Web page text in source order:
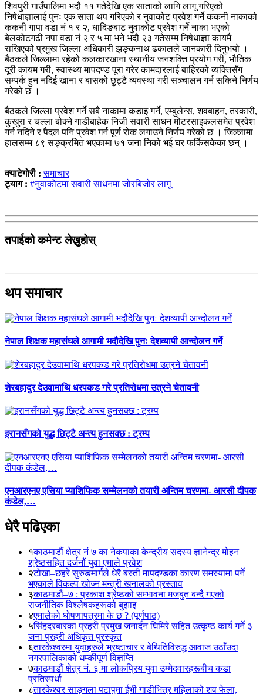
शिवपुरी गाउँपालिमा भदौ ११ गतेदेखि एक साताको लागि लागू गरिएको
निषेधाज्ञालाई पुनः एक साता थप गरिएको र नुवाकोट प्रवेश गर्ने ककनी नाकाको
ककनी गापा वडा नं १ र २, धादिङबाट नुवाकोट प्रवेश गर्ने नाका भएको
बेलकोटगढी नपा वडा नं २ र ५ मा भने भदौ २३ गतेसम्म निषेधाज्ञा कायमै
राखिएको प्रमुख जिल्ला अधिकारी झङ्कनाथ ढकालले जानकारी दिनुभयो ।
बैठकले जिल्लामा रहेको कलकारखाना स्थानीय जनशक्ति प्रयोग गरी, भौतिक
दूरी कायम गरी, स्वास्थ्य मापदण्ड पूरा गरेर कामदारलाई बाहिरको व्यक्तिसँग
सम्पर्क हुन नदिई खाना र बासको छुट्टै व्यवस्था गरी सञ्चालन गर्न सकिने निर्णय
गरेको छ ।
बैठकले जिल्ला प्रवेश गर्ने सबै नाकामा कडाइ गर्ने, एम्बुलेन्स, शवबाहन, तरकारी,
कुखुरा र चल्ला बोक्ने गाडीबाहेक निजी सवारी साधन मोटरसाइकलसमेत प्रवेश
गर्न नदिने र पैदल पनि प्रवेश गर्न पूर्ण रोक लगाउने निर्णय गरेको छ । जिल्लामा
हालसम्म ८९ सङ्क्रमित भएकामा ७१ जना निको भई घर फर्किसकेका छन् ।
क्याटेगोरी :समाचार
ट्याग : #नुवाकोटमा सवारी साधनमा जोरबिजोर लागू
तपाईको कमेन्ट लेख्नुहोस्
थप समाचार
नेपाल शिक्षक महासंघले आगामी भदौदेखि पुनः देशव्यापी आन्दोलन गर्ने
शेरबहादुर देउवामाथि धरपकड गरे प्रतिरोधमा उत्रने चेतावनी
इरानसँगको युद्ध छिट्टै अन्त्य हुनसक्छ : ट्रम्प
एनआरएनए एसिया प्याशिफिक सम्मेलनको तयारी अन्तिम चरणमा- आरसी दीपक
कंडेल,…
धेरै पढिएका
१काठमाडौं क्षेत्र नं ७ का नेकपाका केन्द्रीय सदस्य ज्ञानेन्द्र मोहन
श्रेष्ठसहित दर्जनौं युवा एमाले प्रवेश
२टोखा–छहरे सुरुङमार्गले धेरै बस्ती मापदण्डका कारण समस्यामा पर्ने
भएकाले विकल्प खोज्न मन्त्री खनालको प्रस्ताव
३काठमाडौं–७ : प्रकाश श्रेष्ठको सम्भावना मजबुत बन्दै गएको
राजनीतिक विश्लेषकहरूको बुझाइ
४एमालेको घोषणापत्रमा के छ ? (पूर्णपाठ)
५सिंहदरबारका प्रहरी प्रमुख जनार्दन घिमिरे सहित उत्कृष्ठ कार्य गर्ने ३
जना प्रहरी अधिकृत पुरस्कृत
६तारकेश्वरमा युवाहरुले भ्रष्टाचार र बेथितिविरुद्ध आवाज उठाँउदा
नगरपालिकाको धम्कीपूर्ण विज्ञप्ति
७काठमाडौं क्षेत्र नं. ६ मा लोकप्रिय युवा उम्मेदवारहरूबीच कडा
प्रतिस्पर्धा
८तारकेश्वर साङ्गला पटापुमा ईभी गाडीभित्र महिलाको शव फेला,